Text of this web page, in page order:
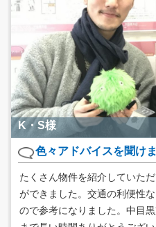
K・S様
色々アドバイスを聞け
たくさん物件を紹介していた
ができました。交通の利便性
ので参考になりました。中目